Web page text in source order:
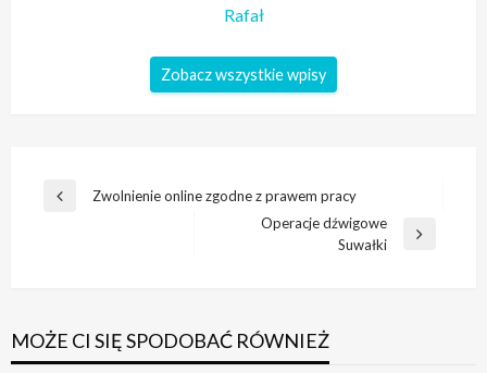
Rafał
Zobacz wszystkie wpisy
Nawigacja
Poprzedni
Zwolnienie online zgodne z prawem pracy
Operacje dźwigowe
Suwałki
MOŻE CI SIĘ SPODOBAĆ RÓWNIEŻ